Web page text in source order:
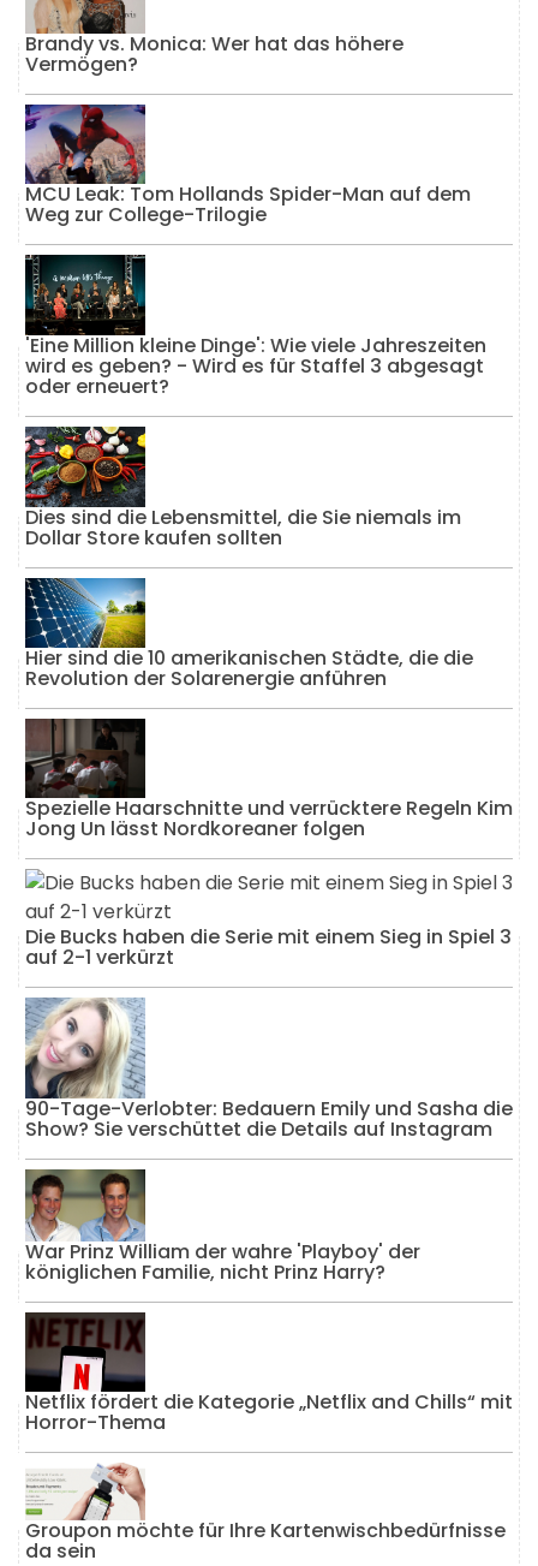
Brandy vs. Monica: Wer hat das höhere
Vermögen?
MCU Leak: Tom Hollands Spider-Man auf dem
Weg zur College-Trilogie
'Eine Million kleine Dinge': Wie viele Jahreszeiten
wird es geben? - Wird es für Staffel 3 abgesagt
oder erneuert?
Dies sind die Lebensmittel, die Sie niemals im
Dollar Store kaufen sollten
Hier sind die 10 amerikanischen Städte, die die
Revolution der Solarenergie anführen
Spezielle Haarschnitte und verrücktere Regeln Kim
Jong Un lässt Nordkoreaner folgen
Die Bucks haben die Serie mit einem Sieg in Spiel 3
auf 2-1 verkürzt
90-Tage-Verlobter: Bedauern Emily und Sasha die
Show? Sie verschüttet die Details auf Instagram
War Prinz William der wahre 'Playboy' der
königlichen Familie, nicht Prinz Harry?
Netflix fördert die Kategorie „Netflix and Chills“ mit
Horror-Thema
Groupon möchte für Ihre Kartenwischbedürfnisse
da sein